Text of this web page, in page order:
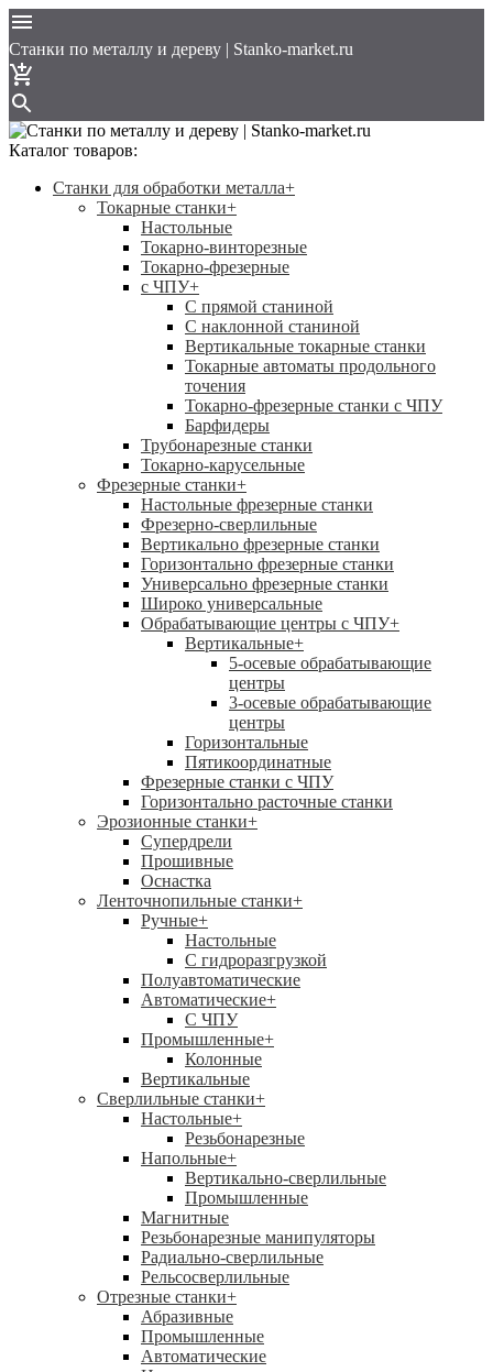
Cтанки по металлу и дереву | Stanko-market.ru
Каталог товаров:
Станки для обработки металла+
Токарные станки+
Настольные
Токарно-винторезные
Токарно-фрезерные
с ЧПУ+
С прямой станиной
C наклонной станиной
Вертикальные токарные станки
Токарные автоматы продольного
точения
Токарно-фрезерные станки с ЧПУ
Барфидеры
Трубонарезные станки
Токарно-карусельные
Фрезерные станки+
Настольные фрезерные станки
Фрезерно-сверлильные
Вертикально фрезерные станки
Горизонтально фрезерные станки
Универсально фрезерные станки
Широко универсальные
Обрабатывающие центры с ЧПУ+
Вертикальные+
5-осевые обрабатывающие
центры
3-осевые обрабатывающие
центры
Горизонтальные
Пятикоординатные
Фрезерные станки с ЧПУ
Горизонтально расточные станки
Эрозионные станки+
Супердрели
Прошивные
Оснастка
Ленточнопильные станки+
Ручные+
Настольные
С гидроразгрузкой
Полуавтоматические
Автоматические+
С ЧПУ
Промышленные+
Колонные
Вертикальные
Сверлильные станки+
Настольные+
Резьбонарезные
Напольные+
Вертикально-сверлильные
Промышленные
Магнитные
Резьбонарезные манипуляторы
Радиально-сверлильные
Рельсосверлильные
Отрезные станки+
Абразивные
Промышленные
Автоматические